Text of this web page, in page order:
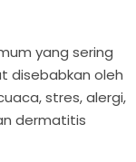
yang sering
disebabkan oleh
stres, alergi,
dermatitis